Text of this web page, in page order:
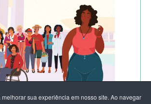
sua experiência em nosso site. Ao navegar